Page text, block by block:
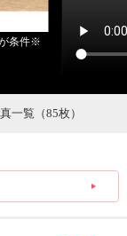
条件※
一覧（85枚）